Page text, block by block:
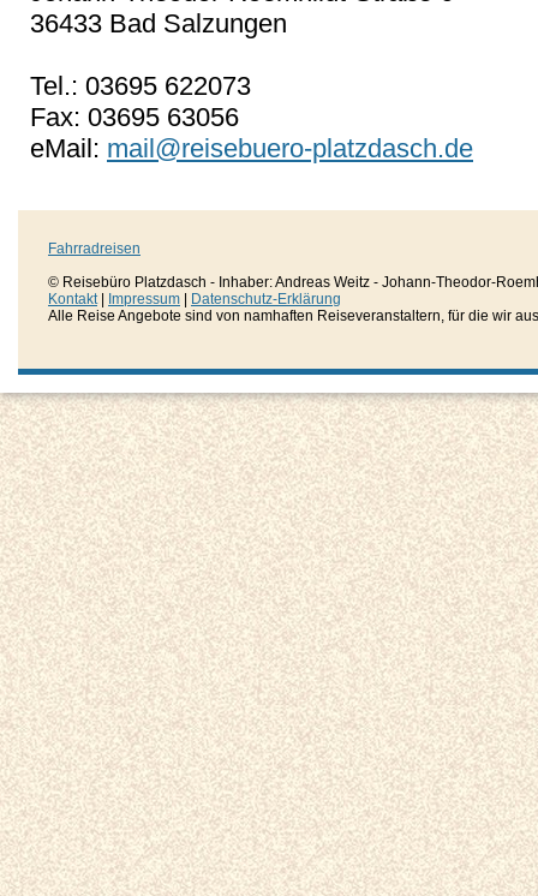
36433 Bad Salzungen
Tel.: 03695 622073
Fax: 03695 63056
eMail: mail@reisebuero-platzdasch.de
Fahrradreisen
© Reisebüro Platzdasch - Inhaber: Andreas Weitz - Johann-Theodor-
Kontakt| Impressum
Datenschutz-Erklärung
Alle Reise Angebote sind von namhaften Reiseveranstaltern, für die wir